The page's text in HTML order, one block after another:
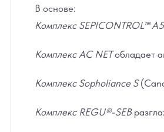
В основе:
Комплекс SEPICONTROL™ A5
Комплекс AC NEТобладает
Комплекс Sopholiance S
Комплекс REGU®-SEB